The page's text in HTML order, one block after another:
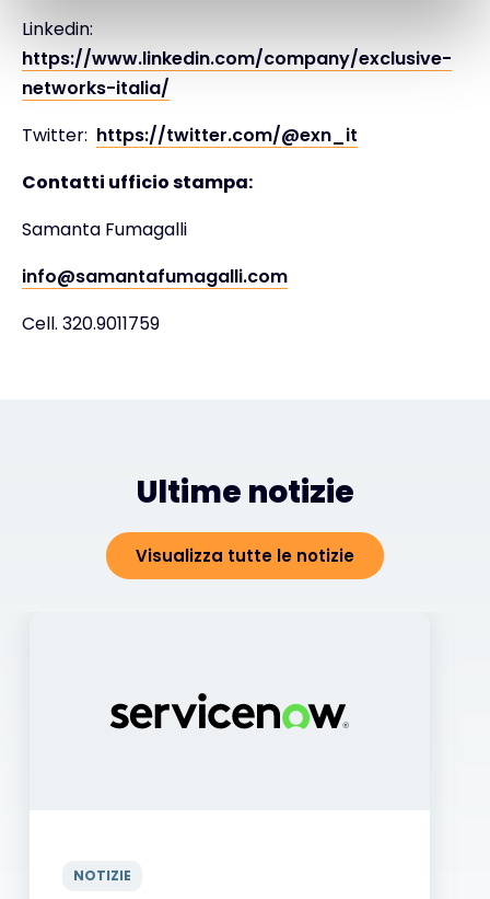
Linkedin:
https://www.linkedin.com/company/exclusive-
networks-italia/
Twitter: https://twitter.com/@exn_it
Contatti ufficio stampa:
Samanta Fumagalli
info@samantafumagalli.com
Cell. 320.9011759
Ultime notizie
Visualizza tutte le notizie
NOTIZIE